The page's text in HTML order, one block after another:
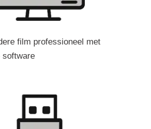
film professioneel met
software